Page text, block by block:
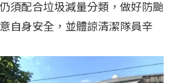
須配合垃圾減量分類，做好防颱
自身安全，並體諒清潔隊員辛